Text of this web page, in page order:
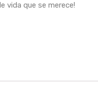
vida que se merece!